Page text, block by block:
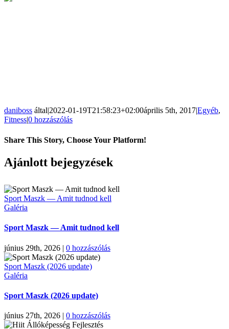
daniboss által|2022-01-19T21:58:23+02:00április 5th, 2017|Egyéb,
Fitness|0 hozzászólás
Share This Story, Choose Your Platform!
Facebook
Twitter
Reddit
LinkedIn
Pinterest
Email:
Ajánlott bejegyzések
Sport Maszk — Amit tudnod kell
Galéria
Sport Maszk — Amit tudnod kell
június 29th, 2026 | 0 hozzászólás
Sport Maszk (2026 update)
Galéria
Sport Maszk (2026 update)
június 27th, 2026 | 0 hozzászólás